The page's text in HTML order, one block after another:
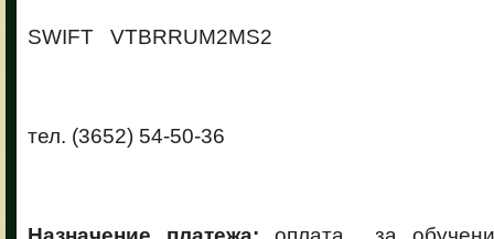
SWIFT VTBRRUM2MS2
тел. (3652) 54-50-36